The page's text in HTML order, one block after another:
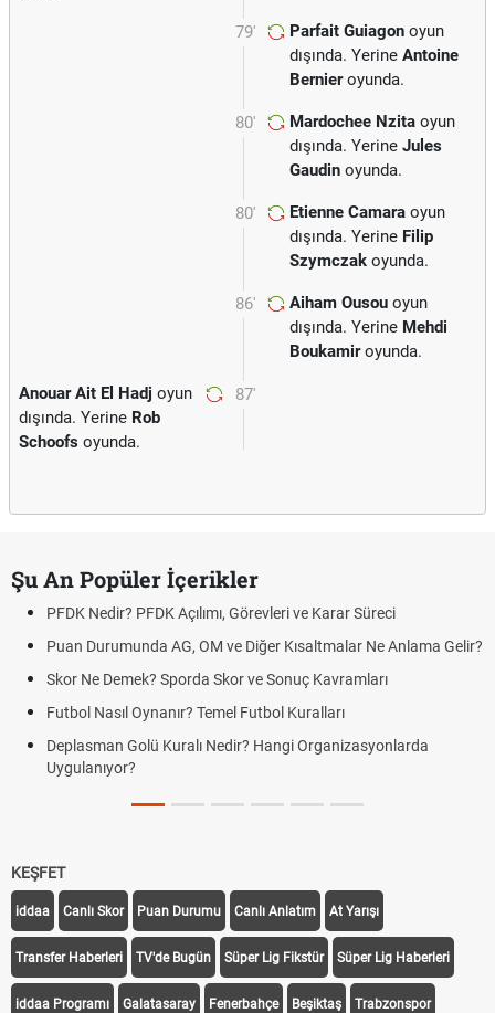
79' Parfait Guiagon oyun
dışında. Yerine Antoine
Bernieroyunda.
80' Mardochee Nzita oyun
dışında. Yerine Jules
Gaudin oyunda.
80' Etienne Camara oyun
dışında. Yerine Filip
Szymczak oyunda.
86' Aiham Ousou oyun
dışında. Yerine Mehdi
Boukamiroyunda.
87'
Anouar Ait El Hadj oyun
dışında. Yerine Rob
Schoofs oyunda.
Şu An Popüler İçerikler
PFDK Nedir? PFDK Açılımı, Görevleri ve Karar Süreci
Puan Durumunda AG, OM ve Diğer Kısaltmalar Ne Anlama Gelir?
Skor Ne Demek? Sporda Skor ve Sonuç Kavramları
Futbol Nasıl Oynanır? Temel Futbol Kuralları
Deplasman Golü Kuralı Nedir? Hangi Organizasyonlarda
Uygulanıyor?
KEŞFET
iddaa Canlı Skor Puan Durumu Canlı Anlatım At Yarışı
Transfer Haberleri TV'de Bugün Süper Lig Fikstür Süper Lig Haberleri
iddaa Programı Galatasaray Fenerbahçe Beşiktaş Trabzonspor